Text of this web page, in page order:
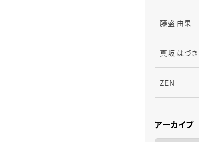
藤盛 由果
真坂 はづき
ZEN
アーカイブ